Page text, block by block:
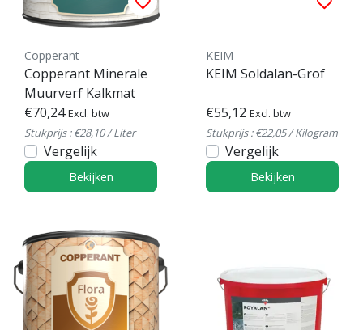
Copperant
Copperant Minerale
Muurverf Kalkmat
€70,24 Excl. btw
Stukprijs : €28,10 / Liter
Vergelijk
Bekijken
KEIM
KEIM Soldalan-Grof
€55,12 Excl. btw
Stukprijs : €22,05 / Kilogram
Vergelijk
Bekijken